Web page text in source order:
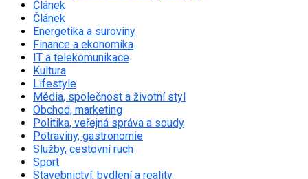
Článek
Článek
Energetika a suroviny
Finance a ekonomika
IT a telekomunikace
Kultura
Lifestyle
Média, společnost a životní styl
Obchod, marketing
Politika, veřejná správa a soudy
Potraviny, gastronomie
Služby, cestovní ruch
Sport
Stavebnictví, bydlení a reality